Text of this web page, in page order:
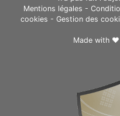
Mentions légales -
cookies - Gestion des
Made with